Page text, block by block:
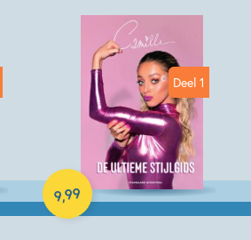
Deel 1
9,99
Paperback